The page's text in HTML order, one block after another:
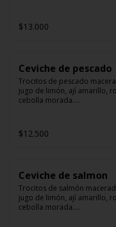
$13.000
Ceviche de pescado
Trocitos de pescado
jugo de limón, ají amarillo,
cebolla morada.
$12.500
Ceviche de salmon
Trocitos de salmón
jugo de limón, ají amarillo,
cebolla morada.